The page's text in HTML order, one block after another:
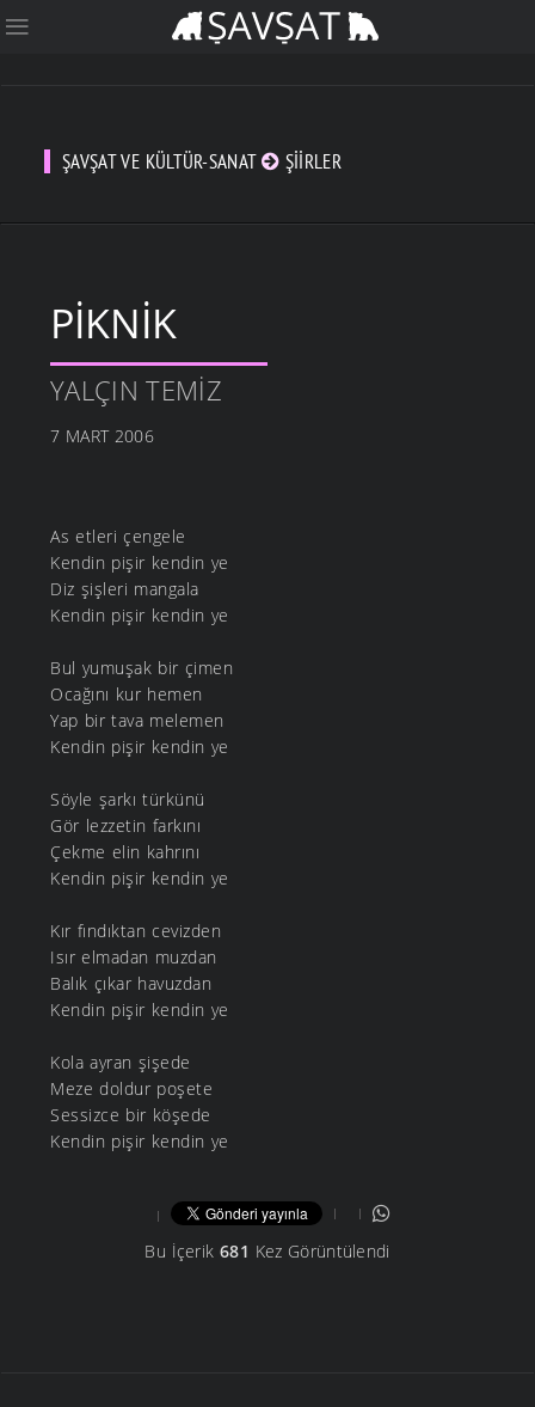
ŞAVŞAT VE KÜLTÜR-SANAT ŞIIRLER
PIKNIK
YALÇIN TEMIZ
7 MART 2006
As etleri çengele
Kendin pişir kendin ye
Diz şişleri mangala
Kendin pişir kendin ye
Bul yumuşak bir çimen
Ocağını kur hemen
Yap bir tava melemen
Kendin pişir kendin ye
Söyle şarkı türkünü
Gör lezzetin farkını
Çekme elin kahrını
Kendin pişir kendin ye
Kır fındıktan cevizden
Isır elmadan muzdan
Balık çıkar havuzdan
Kendin pişir kendin ye
Kola ayran şişede
Meze doldur poşete
Sessizce bir köşede
Kendin pişir kendin ye
Bu İçerik 681 Kez Görüntülendi